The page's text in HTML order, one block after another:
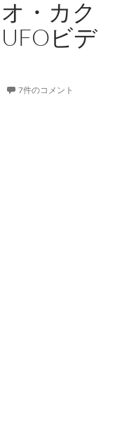
・カク
ビデ
7件のコメント